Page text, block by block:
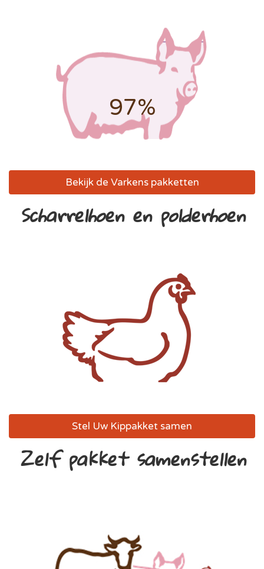
97%
Bekijk de Varkens pakketten
Scharrelhoen en polderhoen
Stel Uw Kippakket samen
Zelf pakket samenstellen